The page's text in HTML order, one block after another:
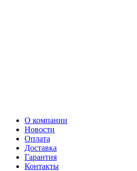
О компании
Новости
Оплата
Доставка
Гарантия
Контакты